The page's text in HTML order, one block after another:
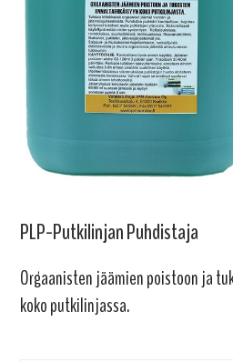
PLP-Putkilinjan Puhdistaja
Orgaanisten jäämien poistoon ja
koko putkilinjassa.